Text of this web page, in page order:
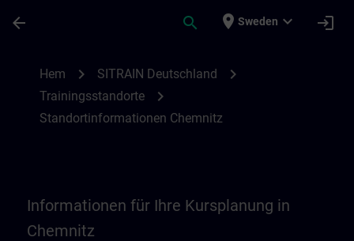
arrow_back search place Sweden expand_more login
Hem chevron_right SITRAIN Deutschland chevron_right
Trainingsstandorte chevron_right
Standortinformationen Chemnitz
Informationen für Ihre Kursplanung in
Chemnitz